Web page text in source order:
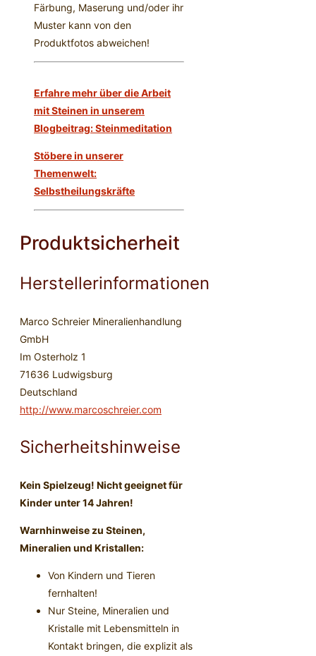
Färbung, Maserung und/oder ihr
Muster kann von den
Produktfotos abweichen!
Erfahre mehr über die Arbeit
mit Steinen in unserem
Blogbeitrag: Steinmeditation
Stöbere in unserer
Themenwelt:
Selbstheilungskräfte
Produktsicherheit
Herstellerinformationen
Marco Schreier Mineralienhandlung
GmbH
Im Osterholz 1
71636 Ludwigsburg
Deutschland
http://www.marcoschreier.com
Sicherheitshinweise
Kein Spielzeug! Nicht geeignet für
Kinder unter 14 Jahren!
Warnhinweise zu Steinen,
Mineralien und Kristallen:
Von Kindern und Tieren
fernhalten!
Nur Steine, Mineralien und
Kristalle mit Lebensmitteln in
Kontakt bringen, die explizit als